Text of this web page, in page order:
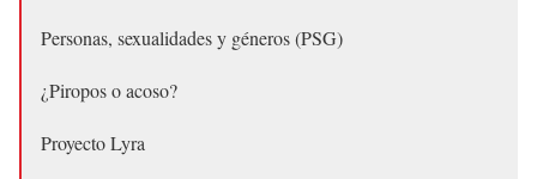
Personas, sexualidades y géneros (PSG)
¿Piropos o acoso?
Proyecto Lyra